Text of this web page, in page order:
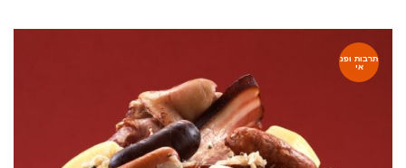
תרבות ופנ
אי